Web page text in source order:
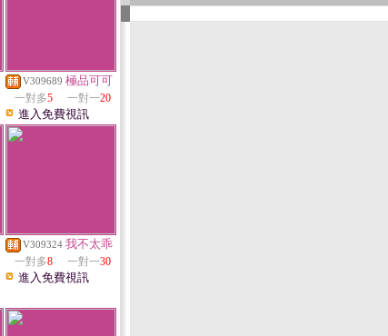
V309689 極品可可
一對多5 一對一20
進入免費視訊
V309324 我不太乖
一對多8 一對一30
進入免費視訊